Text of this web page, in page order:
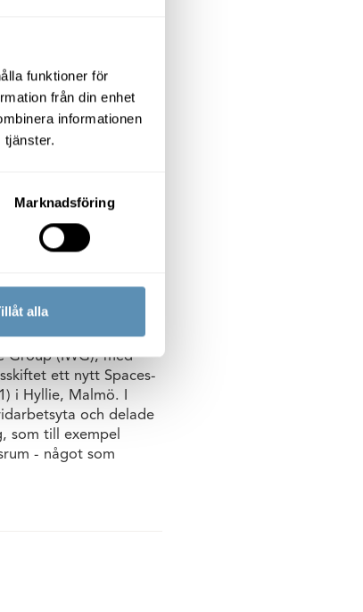
funktioner för
från din enhet
informationen
tjänster.
Marknadsföring
alla
på
planeras att
av
i Hyllie
Group (IWG), med
ett nytt Spaces-
i Hyllie, Malmö. I
och delade
som till exempel
- något som